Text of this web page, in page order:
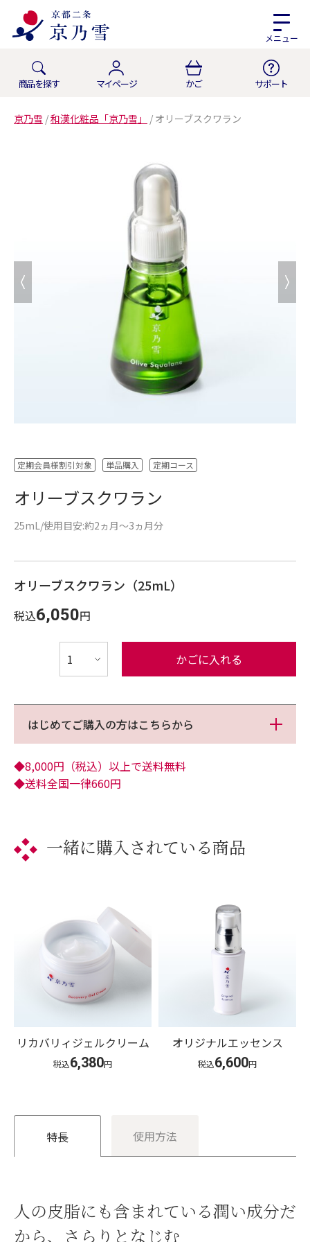
メニュー
商品を探す マイページ かご サポート
京乃雪 /和漢化粧品「京乃雪」 / オリーブスクワラン
定期会員様割引対象 単品購入 定期コース
オリーブスクワラン
25mL/使用目安:約2ヵ月～3ヵ月分
オリーブスクワラン（25mL）
税込6,050円
かごに入れる
はじめてご購入の方はこちらから
◆8,000円（税込）以上で送料無料
◆送料全国一律660円
一緒に購入されている商品
リカバリィジェルクリーム
税込6,380円
オリジナルエッセンス
税込6,600円
特長 使用方法
人の皮脂にも含まれている潤い成分だ
から、さらりとなじむ